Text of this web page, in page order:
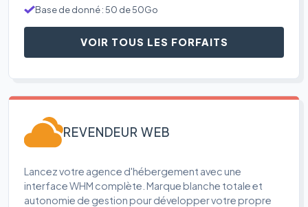
Base de donné : 50 de 50Go
VOIR TOUS LES FORFAITS
REVENDEUR WEB
Lancez votre agence d'hébergement avec une
interface WHM complète. Marque blanche totale et
autonomie de gestion pour développer votre propre